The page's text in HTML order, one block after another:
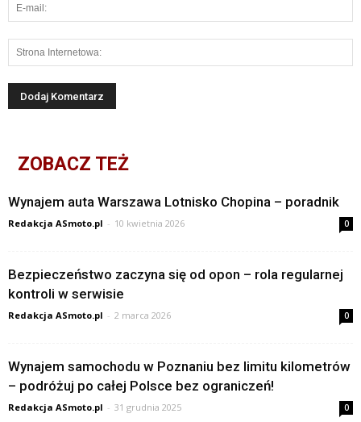
ZOBACZ TEŻ
Wynajem auta Warszawa Lotnisko Chopina – poradnik
Redakcja ASmoto.pl - 10 kwietnia 2026 0
Bezpieczeństwo zaczyna się od opon – rola regularnej
kontroli w serwisie
Redakcja ASmoto.pl - 2 marca 2026 0
Wynajem samochodu w Poznaniu bez limitu kilometrów
– podróżuj po całej Polsce bez ograniczeń!
Redakcja ASmoto.pl - 31 grudnia 2025 0